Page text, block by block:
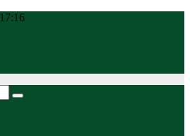
17:16